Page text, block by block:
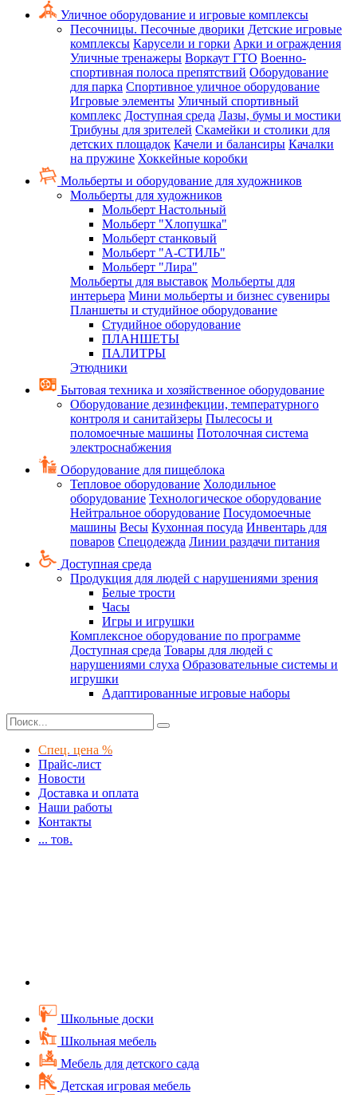
Уличное оборудование и игровые комплексы
Песочницы. Песочные дворики Детские игровые
комплексы Карусели и горки Арки и ограждения
Уличные тренажеры Воркаут ГТО Военно-
спортивная полоса препятствий Оборудование
для парка Спортивное уличное оборудование
Игровые элементы Уличный спортивный
комплекс Доступная среда Лазы, бумы и мостики
Трибуны для зрителей Скамейки и столики для
детских площадок Качели и балансиры Качалки
на пружине Хоккейные коробки
Мольберты и оборудование для художников
Мольберты для художников
Мольберт Настольный
Мольберт "Хлопушка"
Мольберт станковый
Мольберт "А-СТИЛЬ"
Мольберт "Лира"
Мольберты для выставок Мольберты для
интерьера Мини мольберты и бизнес сувениры
Планшеты и студийное оборудование
Студийное оборудование
ПЛАНШЕТЫ
ПАЛИТРЫ
Этюдники
Бытовая техника и хозяйственное оборудование
Оборудование дезинфекции, температурного
контроля и санитайзеры Пылесосы и
поломоечные машины Потолочная система
электроснабжения
Оборудование для пищеблока
Тепловое оборудование Холодильное
оборудование Технологическое оборудование
Нейтральное оборудование Посудомоечные
машины Весы Кухонная посуда Инвентарь для
поваров Спецодежда Линии раздачи питания
Доступная среда
Продукция для людей с нарушениями зрения
Белые трости
Часы
Игры и игрушки
Комплексное оборудование по программе
Доступная среда Товары для людей с
нарушениями слуха Образовательные системы и
игрушки
Адаптированные игровые наборы
Спец. цена %
Прайс-лист
Новости
Доставка и оплата
Наши работы
Контакты
... тов.
Школьные доски
Школьная мебель
Мебель для детского сада
Детская игровая мебель